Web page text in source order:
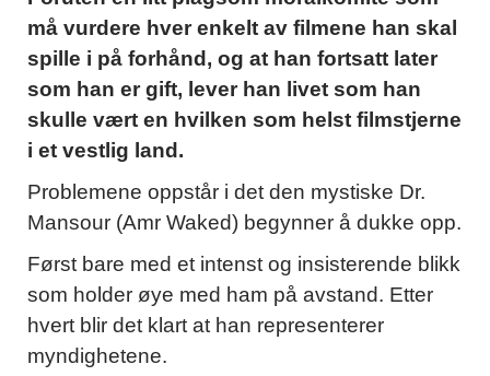
må vurdere hver enkelt av filmene han skal
spille i på forhånd, og at han fortsatt later
som han er gift, lever han livet som han
skulle vært en hvilken som helst filmstjerne
i et vestlig land.
Problemene oppstår i det den mystiske Dr.
Mansour (Amr Waked) begynner å dukke opp.
Først bare med et intenst og insisterende blikk
som holder øye med ham på avstand. Etter
hvert blir det klart at han representerer
myndighetene.